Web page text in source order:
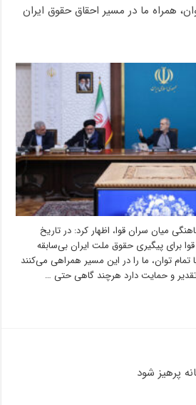
همراه ما در مسیر احقاق حقوق ایران
میان سران قوا، اظهار کرد: در تاریخ
برای پیگیری حقوق ملت ایران بی‌سابقه
تمام توان، ما را در این مسیر همراهی می‌کنند
و حمایت دارد هرچند گاهی حتی …
پرهیز شود